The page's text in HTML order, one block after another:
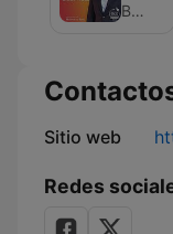
Bauer Media
Sitio web
Redes